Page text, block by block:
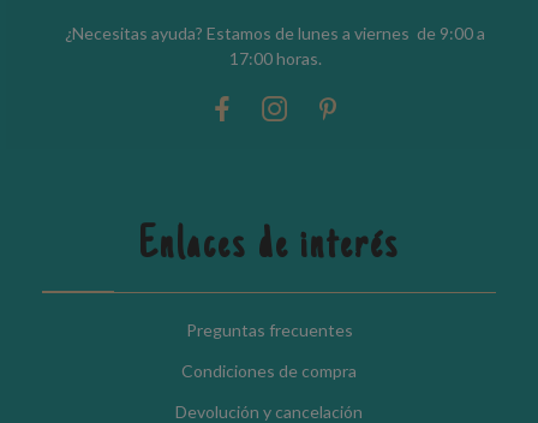
¿Necesitas ayuda? Estamos de lunes a viernes de 9:00 a
17:00 horas.
Enlaces de interés
Preguntas frecuentes
Condiciones de compra
Devolución y cancelación